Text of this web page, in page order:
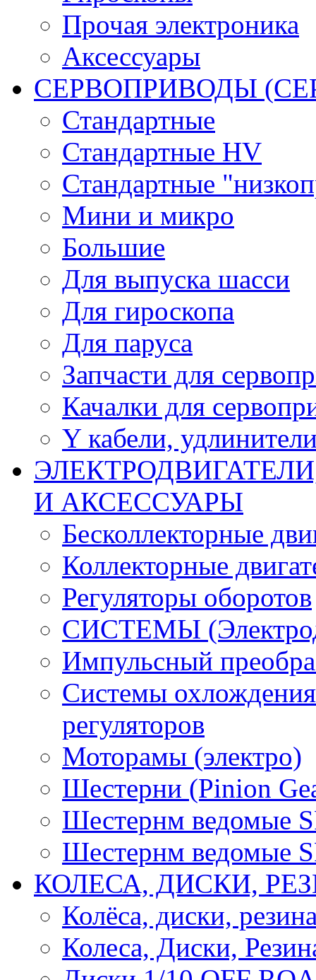
Прочая электроника
Аксессуары
СЕРВОПРИВОДЫ
Стандартные
Стандартные HV
Стандартные
Мини и микро
Большие
Для выпуска шасси
Для гироскопа
Для паруса
Запчасти для
Качалки для
Y кабели,
И АКСЕССУАРЫ
Бесколлекторные
Коллекторные
Регуляторы оборотов
СИСТЕМЫ
Импульсный
Системы охлождения
регуляторов
Моторамы (электро)
Шестерни (Pinion
Шестернм ведомые
Шестернм ведомые
КОЛЕСА, ДИСКИ,
Колёса, диски,
Колеса, Диски,